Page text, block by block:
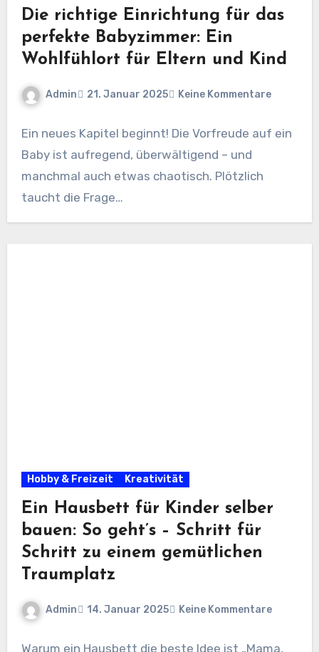
Die richtige Einrichtung für das
perfekte Babyzimmer: Ein
Wohlfühlort für Eltern und Kind
Admin 21. Januar 2025 Keine Kommentare
Ein neues Kapitel beginnt! Die Vorfreude auf ein
Baby ist aufregend, überwältigend – und
manchmal auch etwas chaotisch. Plötzlich
taucht die Frage…
Hobby & Freizeit Kreativität
Ein Hausbett für Kinder selber
bauen: So geht’s – Schritt für
Schritt zu einem gemütlichen
Traumplatz
Admin 14. Januar 2025 Keine Kommentare
Warum ein Hausbett die beste Idee ist „Mama,